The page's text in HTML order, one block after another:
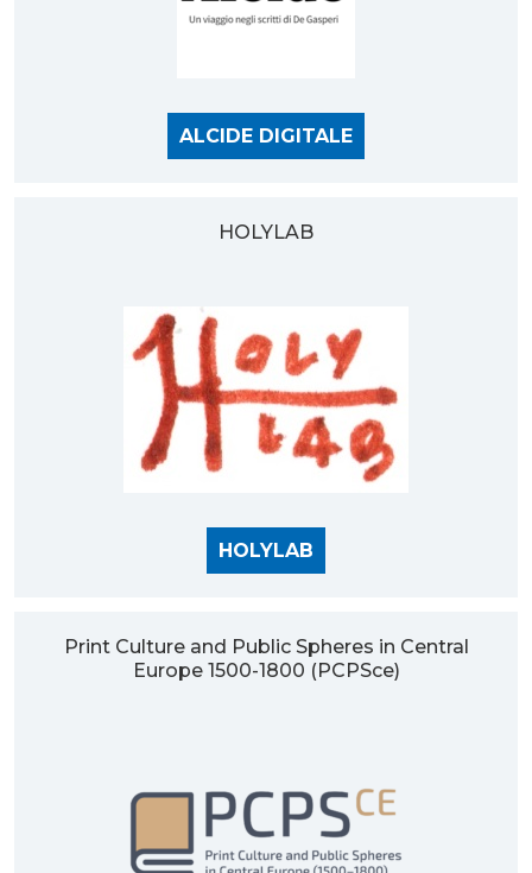
ALCIDE DIGITALE
HOLYLAB
HOLYLAB
Print Culture and Public Spheres in Central
Europe 1500-1800 (PCPSce)